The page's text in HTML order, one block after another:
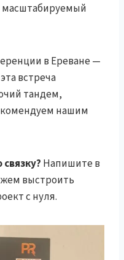
в Ереване —
встреча
тандем,
нашим
Напишите в
выстроить
с нуля.